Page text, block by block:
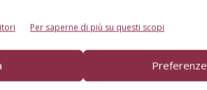
Per saperne di più su questi scopi
Preferenze
volta che commento.